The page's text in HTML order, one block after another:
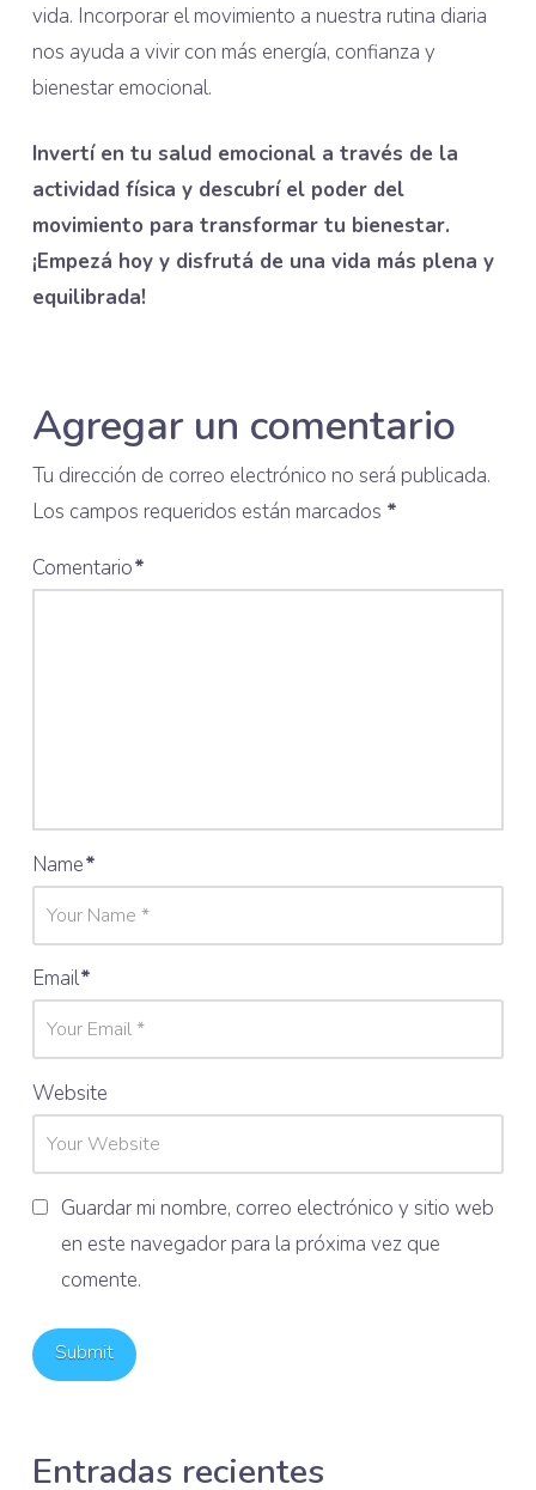
vida. Incorporar el movimiento a nuestra rutina diaria
nos ayuda a vivir con más energía, confianza y
bienestar emocional.
Invertí en tu salud emocional a través de la
actividad física y descubrí el poder del
movimiento para transformar tu bienestar.
¡Empezá hoy y disfrutá de una vida más plena y
equilibrada!
Agregar un comentario
Tu dirección de correo electrónico no será publicada.
Los campos requeridos están marcados *
Comentario*
Name*
Email*
Website
Guardar mi nombre, correo electrónico y sitio web
en este navegador para la próxima vez que
comente.
Entradas recientes